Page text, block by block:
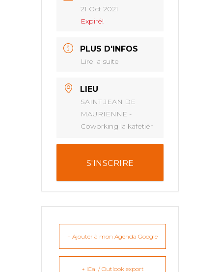
21 Oct 2021
Expiré!
PLUS D'INFOS
Lire la suite
LIEU
SAINT JEAN DE
MAURIENNE -
Coworking la kafetièr
S'INSCRIRE
+ Ajouter à mon Agenda Google
+ iCal / Outlook export